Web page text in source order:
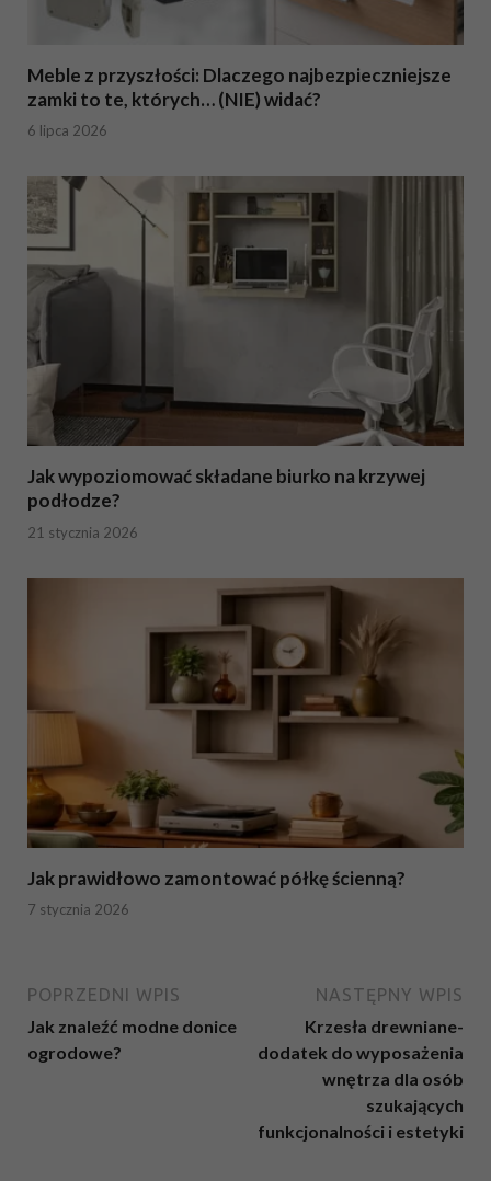
Meble z przyszłości: Dlaczego najbezpieczniejsze
zamki to te, których… (NIE) widać?
6 lipca 2026
Jak wypoziomować składane biurko na krzywej
podłodze?
21 stycznia 2026
Jak prawidłowo zamontować półkę ścienną?
7 stycznia 2026
POPRZEDNI WPIS
Jak znaleźć modne donice
ogrodowe?
NASTĘPNY WPIS
Krzesła drewniane-
dodatek do wyposażenia
wnętrza dla osób
szukających
funkcjonalności i estetyki